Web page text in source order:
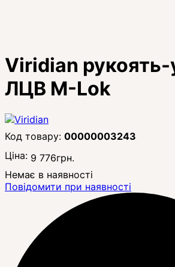
Viridian рукоять-
ЛЦВ M-Lok
00000003243
Ціна: 9 776грн.
Немає в наявності
Повідомити при наявності